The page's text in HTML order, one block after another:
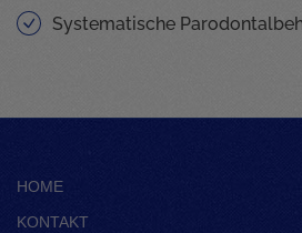
Systematische
HOME
KONTAKT